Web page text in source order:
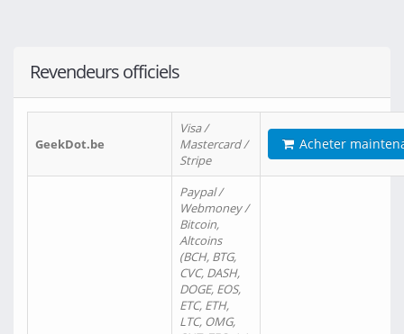
Revendeurs officiels
GeekDot.be
Visa /
Mastercard /
Stripe
Acheter
Paypal /
Webmoney /
Bitcoin,
Altcoins
(BCH, BTG,
CVC, DASH,
DOGE, EOS,
ETC, ETH,
LTC, OMG,